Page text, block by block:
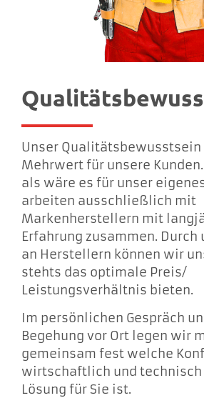
Unser
Mehrwert für unsere
als wäre es für unser
arbeiten ausschließlich mit
Markenherstellern mit
Erfahrung zusammen.
an Herstellern können wir
stehts das optimale Preis/
Leistungsverhältnis bieten.
Im persönlichen Gespräch
Begehung vor Ort legen wir
gemeinsam fest welche
wirtschaftlich und
Lösung für Sie ist.